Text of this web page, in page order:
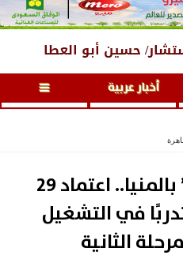
حسين أبو العطا
أخبار عربية
”الصحة الشاملة” بالمنيا.. اعتماد 29
و4723 متدربًا في التشغيل
الثانية